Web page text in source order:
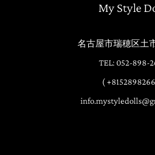
My Style
名古屋市瑞穂区土
TEL: 052-898-
(